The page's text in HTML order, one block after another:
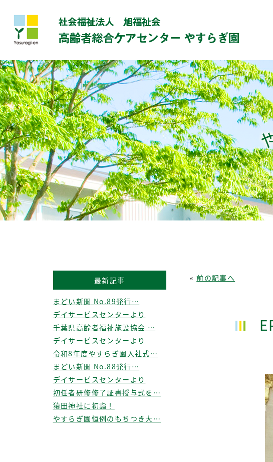
«前の記事へ
最新記事
まどい新聞 No.89発行…
デイサービスセンターより
千葉県高齢者福祉施設協会 …
デイサービスセンターより
令和8年度やすらぎ園入社式…
まどい新聞 No.88発行…
デイサービスセンターより
初任者研修修了証書授与式を…
猿田神社に初詣！
やすらぎ園恒例のもちつき大…